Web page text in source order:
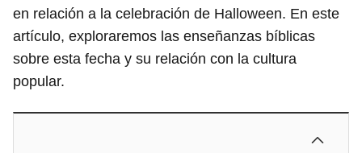
en relación a la celebración de Halloween. En este
artículo, exploraremos las enseñanzas bíblicas
sobre esta fecha y su relación con la cultura
popular.